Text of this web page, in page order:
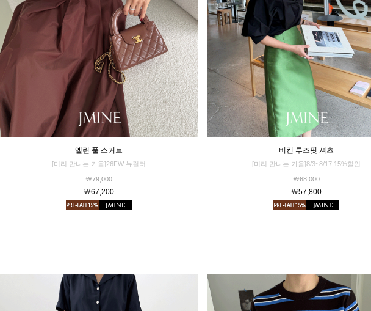
엘린 풀 스커트
[미리 만나는 가을]26FW 뉴컬러
￦79,000
￦67,200
버킨 루즈핏 셔츠
[미리 만나는 가을]8/3~8/17 15%할인
￦68,000
￦57,800